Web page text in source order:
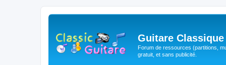
Guitare Classique
Forum de ressources (partitions,
gratuit, et sans publicité.